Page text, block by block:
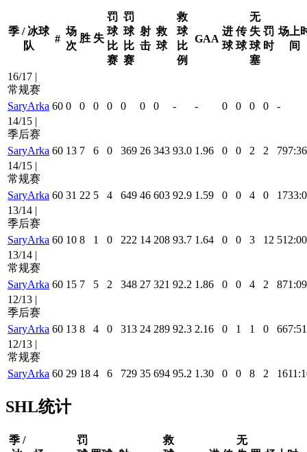
季 / 冰球
队
#
场
次
胜 失
罚
球
比
赛
罚
球
比
赛
射
击
救
球
救
球
比
例
GAA
进
球
传
球
无
失
球
塞
罚
时
场上
间
16/17 |
常规赛
SaryArka 60 0 0 0 0 0 0 0 - - 0 0 0 0
-
14/15 |
季后赛
SaryArka 60 13 7 6 0 369 26 343 93.0 1.96 0 0 2 2
797:36
14/15 |
常规赛
SaryArka 60 31 22 5 4 649 46 603 92.9 1.59 0 0 4 0
13/14 |
季后赛
SaryArka 60 10 8 1 0 222 14 208 93.7 1.64 0 0 3 12 512:00
13/14 |
常规赛
SaryArka 60 15 7 5 2 348 27 321 92.2 1.86 0 0 4 2
871:09
12/13 |
季后赛
SaryArka 60 13 8 4 0 313 24 289 92.3 2.16 0 1 1 0
667:51
12/13 |
常规赛
SaryArka 60 29 18 4 6 729 35 694 95.2 1.30 0 0 8 2
SHL统计
季 /
罚
救
无